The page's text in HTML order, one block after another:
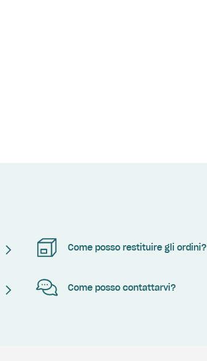
Come posso restituire gli ordini?
Come posso contattarvi?